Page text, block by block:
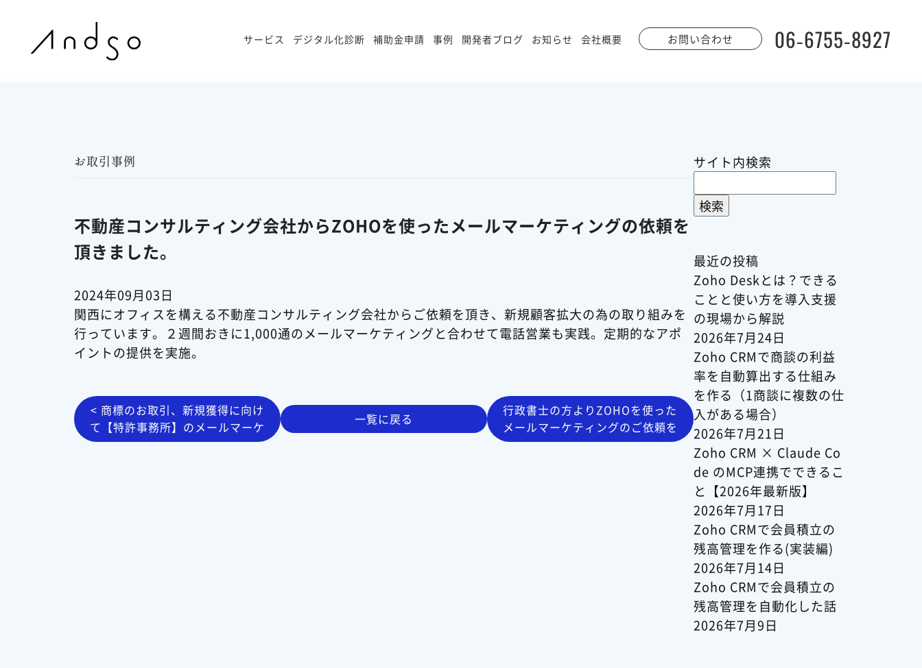
サービス デジタル化診断 補助金申請 事例 開発者ブログ お知らせ 会社概要 お問い合わせ 06-6755-8927
お取引事例
不動産コンサルティング会社からZOHOを使ったメールマーケティングの依頼を
頂きました。
2024年09月03日
関西にオフィスを構える不動産コンサルティング会社からご依頼を頂き、新規顧客拡大の為の取り組みを
行っています。２週間おきに1,000通のメールマーケティングと合わせて電話営業も実践。定期的なアポ
イントの提供を実施。
< 商標のお取引、新規獲得に向け
て【特許事務所】のメールマーケ
ティングにZOHOを活用していま
一覧に戻る
行政書士の方よりZOHOを使った
メールマーケティングのご依頼を
頂きました >
サイト内検索
索:
最近の投稿
Zoho Deskとは？できる
ことと使い方を導入支援
の現場から解説
2026年7月24日
Zoho CRMで商談の利益
率を自動算出する仕組み
を作る（1商談に複数の仕
入がある場合）
2026年7月21日
Zoho CRM × Claude Co
de のMCP連携でできるこ
と【2026年最新版】
2026年7月17日
Zoho CRMで会員積立の
残高管理を作る(実装編)
2026年7月14日
Zoho CRMで会員積立の
残高管理を自動化した話
2026年7月9日